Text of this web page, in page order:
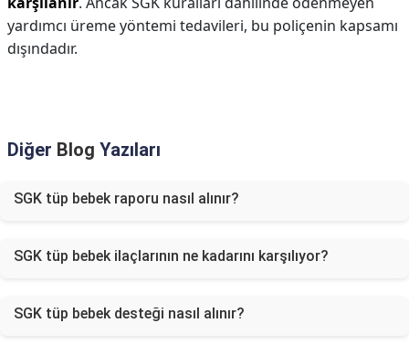
yardımcı üreme yöntemi tedavileri, bu poliçenin kapsamı
dışındadır.
Diğer Blog Yazıları
SGK tüp bebek raporu nasıl alınır?
SGK tüp bebek ilaçlarının ne kadarını karşılıyor?
SGK tüp bebek desteği nasıl alınır?